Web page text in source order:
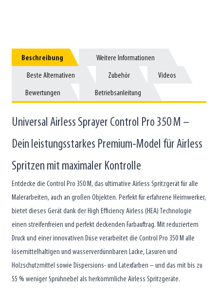
Beschreibung
Beschreibung Weitere Informationen
Weitere Informationen
Beste Alternativen
Beste Alternativen Zubehör
Zubehör Videos
Videos
Bewertungen
Bewertungen Betriebsanleitung
Betriebsanleitung
Universal Airless Sprayer Control Pro 350 M –
Dein leistungsstarkes Premium-Model für Airless
Spritzen mit maximaler Kontrolle
Entdecke die Control Pro 350 M, das ultimative Airless Spritzgerät für alle
Malerarbeiten, auch an großen Objekten. Perfekt für erfahrene Heimwerker,
bietet dieses Gerät dank der High Efficiency Airless (HEA) Technologie
einen streifenfreien und perfekt deckenden Farbauftrag. Mit reduziertem
Druck und einer innovativen Düse verarbeitet die Control Pro 350 M alle
lösemittelhaltigen und wasserverdünnbaren Lacke, Lasuren und
Holzschutzmittel sowie Dispersions- und Latexfarben – und das mit bis zu
55 % weniger Sprühnebel als herkömmliche Airless Spritzgeräte.